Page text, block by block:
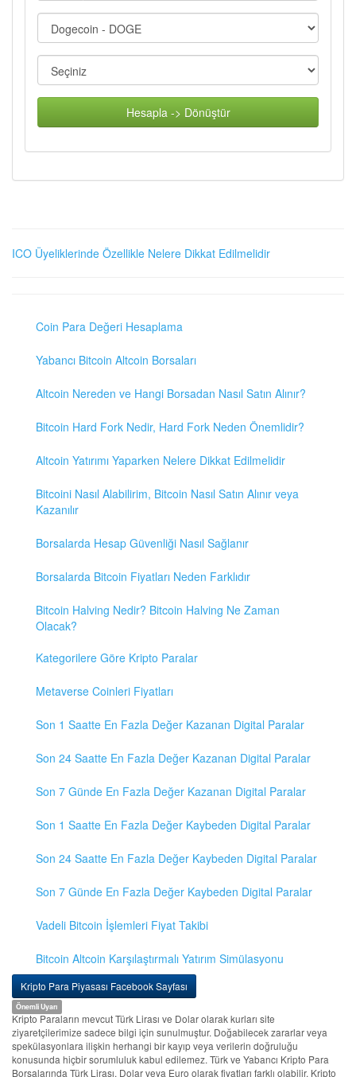
Hesapla -> Dönüştür
ICO Üyeliklerinde Özellikle Nelere Dikkat Edilmelidir
Coin Para Değeri Hesaplama
Yabancı Bitcoin Altcoin Borsaları
Altcoin Nereden ve Hangi Borsadan Nasıl Satın Alınır?
Bitcoin Hard Fork Nedir, Hard Fork Neden Önemlidir?
Altcoin Yatırımı Yaparken Nelere Dikkat Edilmelidir
Bitcoini Nasıl Alabilirim, Bitcoin Nasıl Satın Alınır veya
Kazanılır
Borsalarda Hesap Güvenliği Nasıl Sağlanır
Borsalarda Bitcoin Fiyatları Neden Farklıdır
Bitcoin Halving Nedir? Bitcoin Halving Ne Zaman
Olacak?
Kategorilere Göre Kripto Paralar
Metaverse Coinleri Fiyatları
Son 1 Saatte En Fazla Değer Kazanan Digital Paralar
Son 24 Saatte En Fazla Değer Kazanan Digital Paralar
Son 7 Günde En Fazla Değer Kazanan Digital Paralar
Son 1 Saatte En Fazla Değer Kaybeden Digital Paralar
Son 24 Saatte En Fazla Değer Kaybeden Digital Paralar
Son 7 Günde En Fazla Değer Kaybeden Digital Paralar
Vadeli Bitcoin İşlemleri Fiyat Takibi
Bitcoin Altcoin Karşılaştırmalı Yatırım Simülasyonu
Kripto Para Piyasası Facebook Sayfası
Önemli Uyarı
Kripto Paraların mevcut Türk Lirası ve Dolar olarak kurları site
ziyaretçilerimize sadece bilgi için sunulmuştur. Doğabilecek zararlar veya
spekülasyonlara ilişkin herhangi bir kayıp veya verilerin doğruluğu
konusunda hiçbir sorumluluk kabul edilemez. Türk ve Yabancı Kripto Para
Borsalarında Türk Lirası, Dolar veya Euro olarak fiyatları farklı olabilir. Kripto